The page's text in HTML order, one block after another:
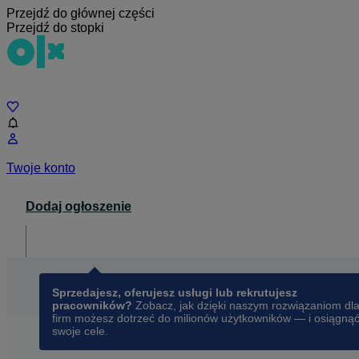
Przejdź do głównej części
Przejdź do stopki
Twoje konto
Dodaj ogłoszenie
Sprzedajesz, oferujesz usługi lub rekrutujesz
pracowników? Zobacz, jak dzięki naszym rozwiązaniom dla
firm możesz dotrzeć do milionów użytkowników — i osiągnąć
swoje cele.